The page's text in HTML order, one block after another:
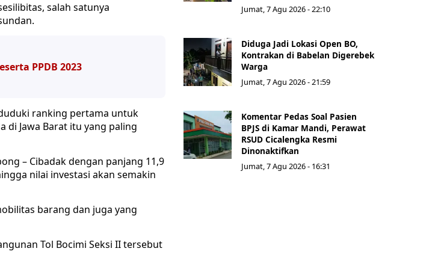
salah satunya
PPDB 2023
ranking pertama untuk
di Jawa Barat itu yang paling
– Cibadak dengan panjang 11,9
nilai investasi akan semakin
barang dan juga yang
Tol Bocimi Seksi II tersebut
Jumat, 7 Agu 2026 - 22:10
Diduga Jadi Lokasi Open BO,
Kontrakan di Babelan Digerebek
Warga
Jumat, 7 Agu 2026 - 21:59
Komentar Pedas Soal Pasien
BPJS di Kamar Mandi, Perawat
RSUD Cicalengka Resmi
Dinonaktifkan
Jumat, 7 Agu 2026 - 16:31